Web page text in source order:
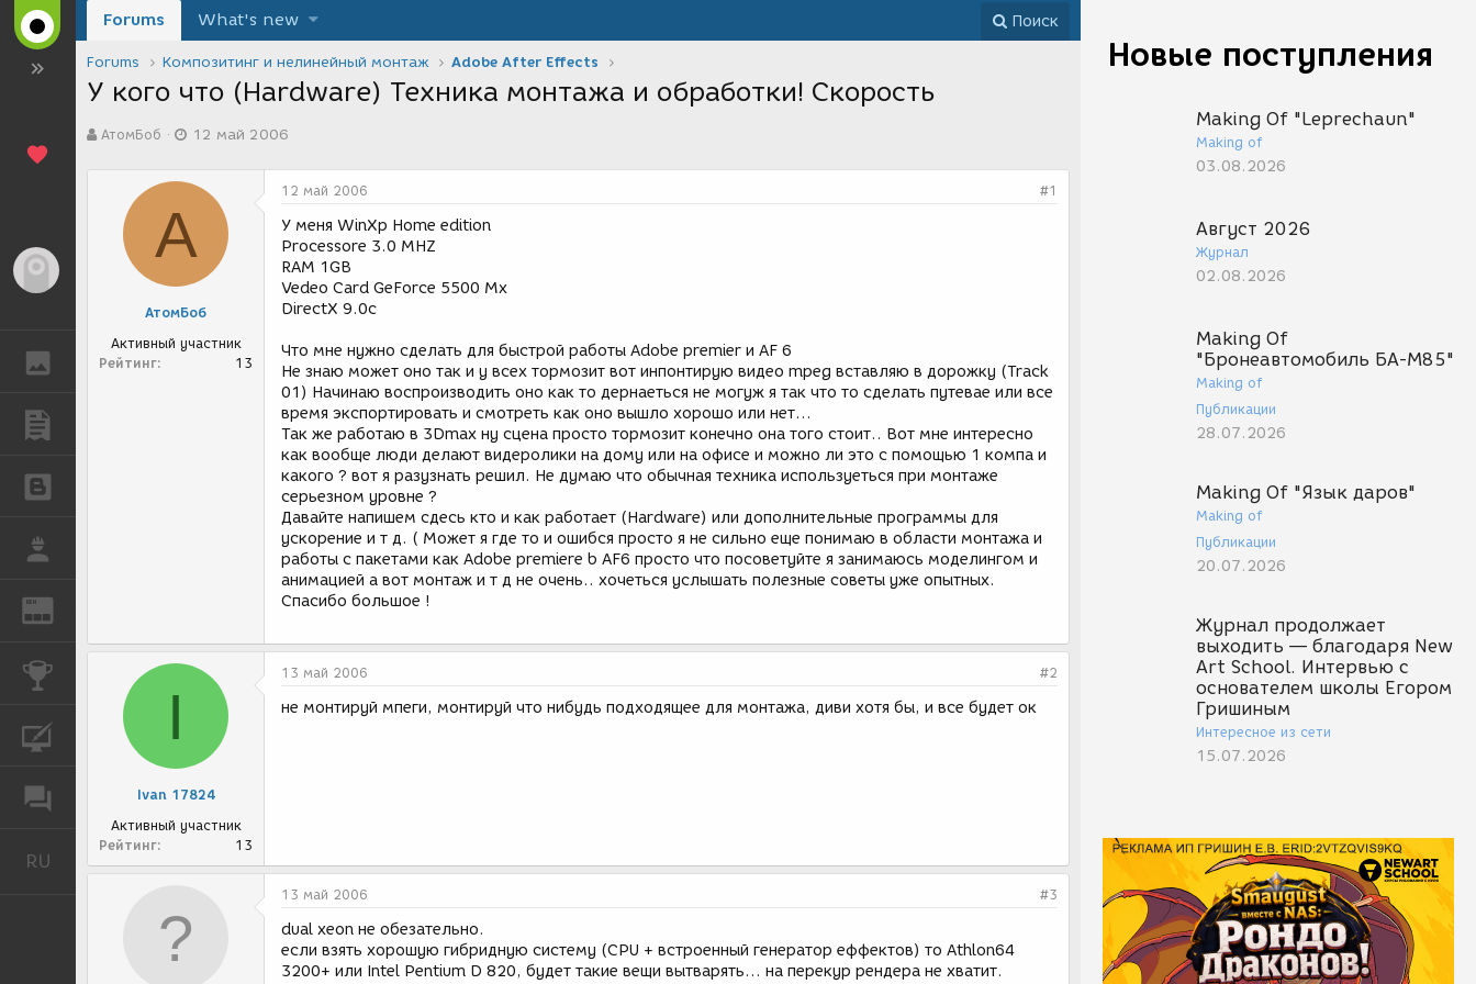
ГАЛЕРЕЯ
REN
КОНКУРСЫ
КУРСЫ
RU
Новые поступления
Making Of "Leprechaun"
Making of
03.08.2026
Август 2026
Журнал
02.08.2026
Making Of
"Бронеавтомобиль БА-М85"
Making of
Публикации
28.07.2026
Making Of "Язык даров"
Making of
Публикации
20.07.2026
Журнал продолжает
выходить — благодаря New
Art School. Интервью с
основателем школы Егором
Гришиным
Интересное из сети
15.07.2026
Forums What's new Поиск
Forums Композитинг и нелинейный монтаж Adobe After Effects
У кого что (Hardware) Техника монтажа и обработки! Скорость
в
АтомБоб
а
а
з
д
а
и
я
12 май 2006
А
АтомБоб
Активный участник
Рейтинг
13
12 май 2006 #1
У меня WinXp Home edition
Processore 3.0 MHZ
RAM 1GB
Vedeo Card GeForce 5500 Mx
DirectX 9.0c
Что мне нужно сделать для быстрой работы Adobe premier и AF 6
Не знаю может оно так и у всех тормозит вот инпонтирую видео mpeg вставляю в дорожку (Track
01) Начинаю воспроизводить оно как то дернаеться не могуж я так что то сделать путевае или все
время экспортировать и смотреть как оно вышло хорошо или нет...
Так же работаю в 3Dmax ну сцена просто тормозит конечно она того стоит.. Вот мне интересно
как вообще люди делают видеролики на дому или на офисе и можно ли это с помощью 1 компа и
какого ? вот я разузнать решил. Не думаю что обычная техника используеться при монтаже
серьезном уровне ?
Давайте напишем сдесь кто и как работает (Hardware) или дополнительные программы для
ускорение и т д. ( Может я где то и ошибся просто я не сильно еще понимаю в области монтажа и
работы с пакетами как Adobe premiere b AF6 просто что посоветуйте я занимаюсь моделингом и
анимацией а вот монтаж и т д не очень.. хочеться услышать полезные советы уже опытных.
Спасибо большое !
I
Ivan 17824
Активный участник
Рейтинг
13
13 май 2006 #2
не монтируй мпеги, монтируй что нибудь подходящее для монтажа, диви хотя бы, и все будет ок
13 май 2006 #3
dual xeon не обезательно.
если взять хорошую гибридную систему (CPU + встроенный генератор еффектов) то Athlon64
3200+ или Intel Pentium D 820, будет такие вещи вытварять... на перекур рендера не хватит.